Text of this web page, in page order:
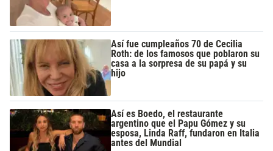
Así fue cumpleaños 70 de Cecilia
Roth: de los famosos que poblaron su
casa a la sorpresa de su papá y su
hijo
Así es Boedo, el restaurante
argentino que el Papu Gómez y su
esposa, Linda Raff, fundaron en Italia
antes del Mundial